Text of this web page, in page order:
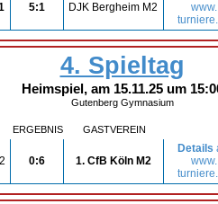
5:1 DJK Bergheim M2
www.
4. Spieltag
Heimspiel, am 15.11.25 um
Gutenberg Gymnasium
ERGEBNIS GASTVEREIN
0:6 1. CfB Köln M2
Details
www.